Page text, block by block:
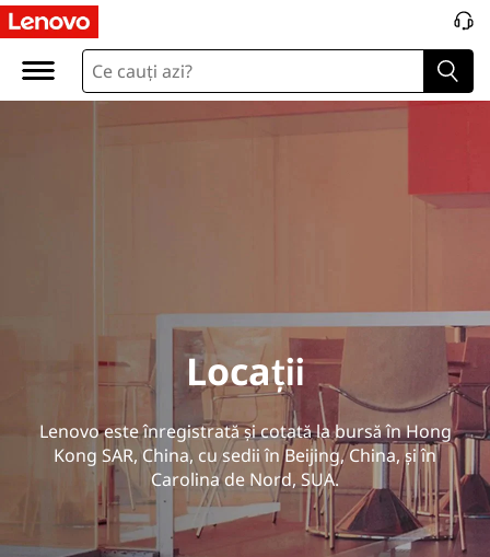
L
Locații
Lenovo este înregistrată și cotată la bursă în Hong
Kong SAR, China, cu sedii în Beijing, China, și în
Carolina de Nord, SUA.